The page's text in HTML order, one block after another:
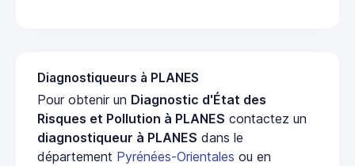
Diagnostiqueurs à PLANES
Pour obtenir un Diagnostic d'État des
Risques et Pollution à PLANES contactez un
diagnostiqueur à PLANES dans le
département Pyrénées-Orientales ou en